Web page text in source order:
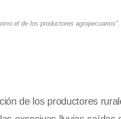
el de los productores agropecuarios".
de los productores